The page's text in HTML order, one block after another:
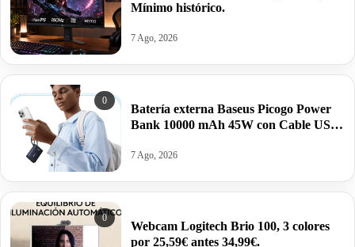
Mínimo histórico.
7 Ago, 2026
0
Batería externa Baseus Picogo Power
Bank 10000 mAh 45W con Cable USB-
7 Ago, 2026
0
Webcam Logitech Brio 100, 3 colores
por 25,59€ antes 34,99€.